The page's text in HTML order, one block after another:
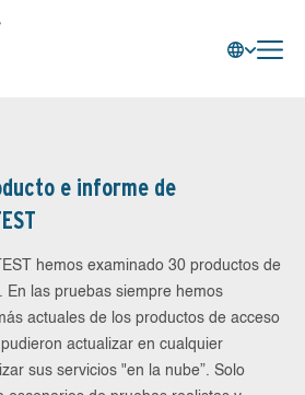
e informe de
hemos examinado 30 productos de
En las pruebas siempre hemos
actuales de los productos de acceso
actualizar en cualquier
sus servicios "en la nube”. Solo